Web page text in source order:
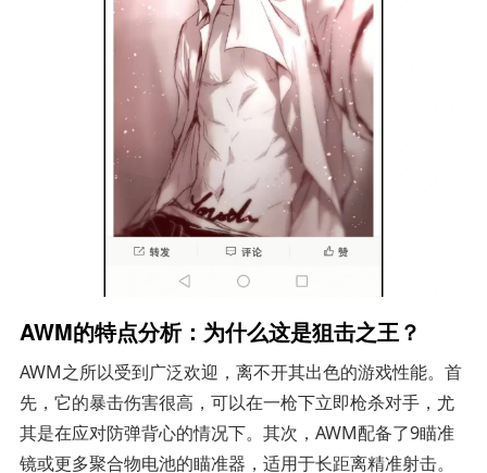
AWM的特点分析：为什么这是狙击之王？
AWM之所以受到广泛欢迎，离不开其出色的游戏性能。首
先，它的暴击伤害很高，可以在一枪下立即枪杀对手，尤
其是在应对防弹背心的情况下。其次，AWM配备了9瞄准
镜或更多聚合物电池的瞄准器，适用于长距离精准射击。